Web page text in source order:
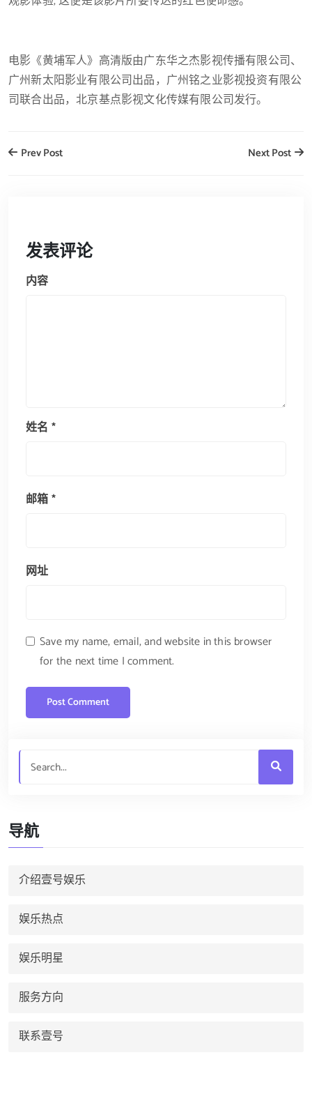
电影《黄埔军人》高清版由广东华之杰影视传播有限公司、
广州新太阳影业有限公司出品，广州铭之业影视投资有限公
司联合出品，北京基点影视文化传媒有限公司发行。
Prev Post Next Post
发表评论
内容
姓名 *
邮箱*
网址
Save my name, email, and website in this browser
for the next time I comment.
导航
介绍壹号娱乐
娱乐热点
娱乐明星
服务方向
联系壹号